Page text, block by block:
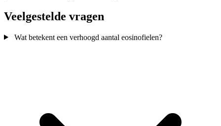
Veelgestelde vragen
Wat betekent een verhoogd aantal eosinofielen?